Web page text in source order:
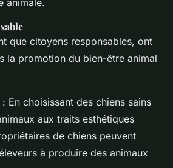
animale.
que citoyens responsables, ont
la promotion du bien-être animal
: En choisissant des chiens sains
aux traits esthétiques
de chiens peuvent
à produire des animaux